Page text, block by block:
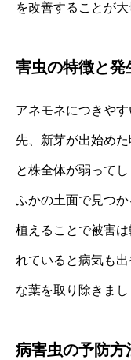
を改善することが大
害虫の特徴と発
アネモネにつきや
先、新芽が出始め
と株全体が弱って
ふかの土面で見つ
植えることで被害
れていると病気も
な葉を取り除きまし
病害虫の予防方